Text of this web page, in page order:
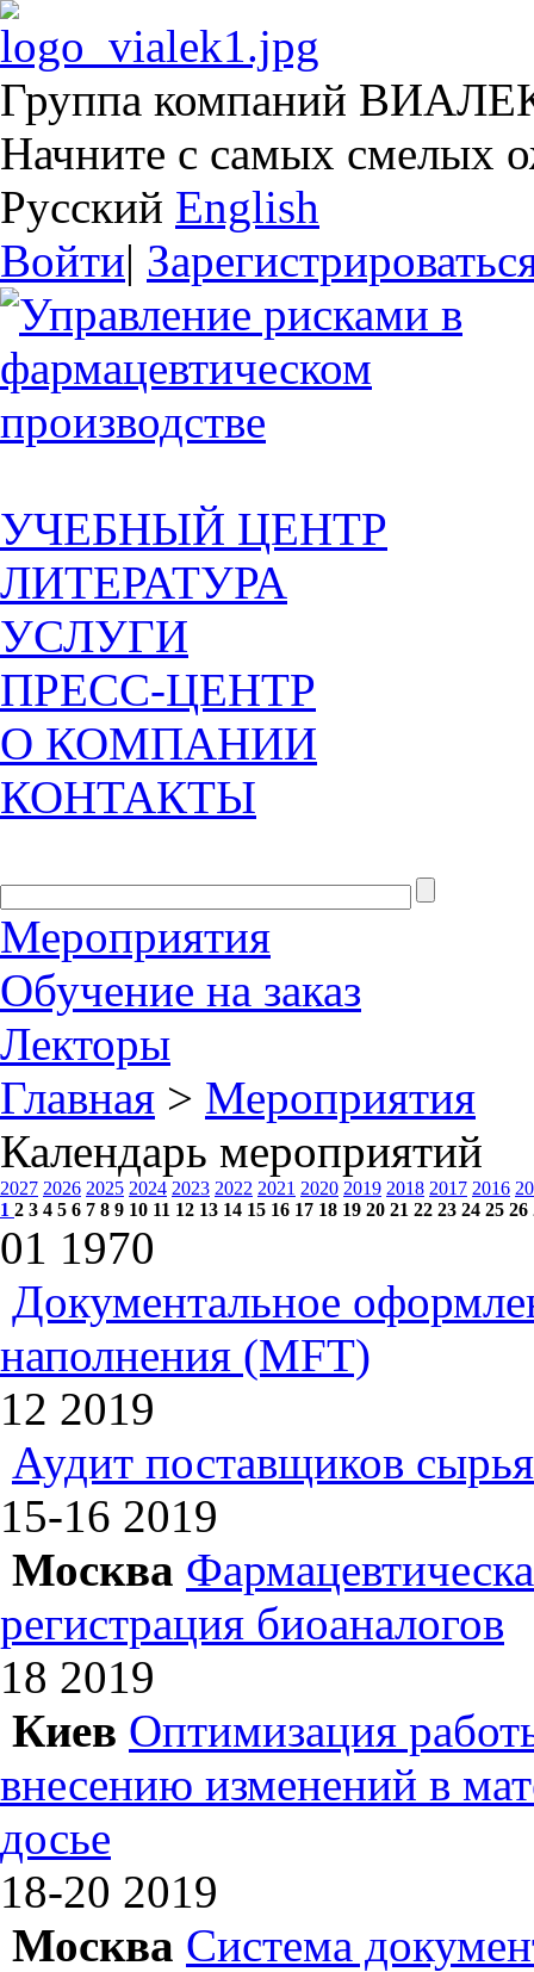
Группа компаний
Начните с самых смелых
Русский English
Войти|
УЧЕБНЫЙ ЦЕНТР
ЛИТЕРАТУРА
УСЛУГИ
ПРЕСС-ЦЕНТР
О КОМПАНИИ
КОНТАКТЫ
Мероприятия
Обучение на заказ
Лекторы
Главная > Мероприятия
Календарь мероприятий
2027 2026 2025 2024 2023 2022 2021 2020 2019 2018 2017 2016
1 2 3 4 5 6 7 8 9 10 11 12 13 14 15 16 17 18 19 20 21 22 23 24 25 26
01 1970
Документальное
наполнения (MFT)
12 2019
Аудит поставщиков
15-16 2019
Москва
регистрация биоаналогов
18 2019
Киев Оптимизация
внесению изменений в
досье
18-20 2019
Москва Система